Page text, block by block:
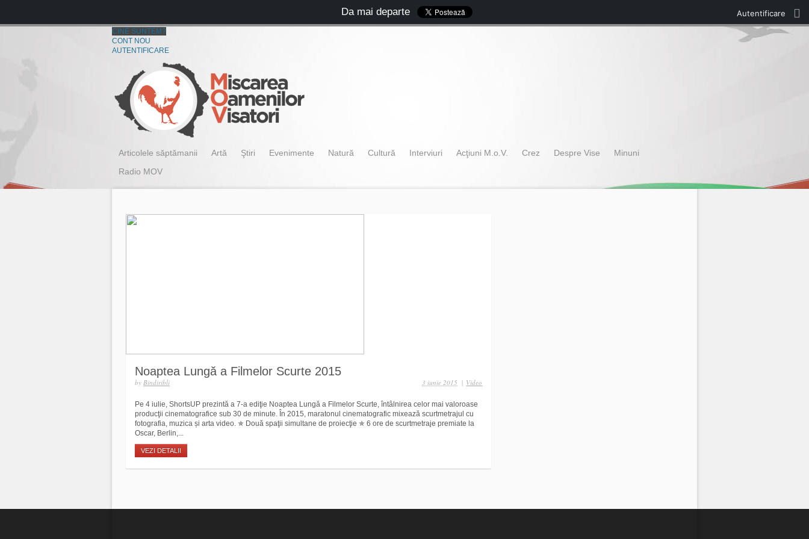
CINE SUNTEM?
CONT NOU
AUTENTIFICARE
Articolele săptămanii Artă Ştiri Evenimente Natură Cultură Interviuri Acţiuni M.o.V. Crez Despre Vise
Minuni
Radio MOV
Noaptea Lungă a Filmelor Scurte 2015
by Bindiribli | Video
3 iunie 2015
Pe 4 iulie, ShortsUP prezintă a 7-a ediţie Noaptea Lungă a Filmelor Scurte, întâlnirea celor mai valoroase
producţii cinematografice sub 30 de minute. În 2015, maratonul cinematografic mixează scurtmetrajul cu
fotografia, muzica și arta video. ✯ Două spaţii simultane de proiecţie ✯ 6 ore de scurtmetraje premiate la
Oscar, Berlin,...
VEZI DETALII
Autentificare
Da mai departe